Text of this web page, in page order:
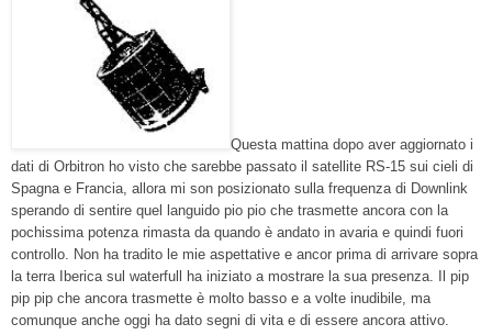
Questa mattina dopo aver aggiornato i
dati di Orbitron ho visto che sarebbe passato il satellite RS-15 sui cieli di
Spagna e Francia, allora mi son posizionato sulla frequenza di Downlink
sperando di sentire quel languido pio pio che trasmette ancora con la
pochissima potenza rimasta da quando è andato in avaria e quindi fuori
controllo. Non ha tradito le mie aspettative e ancor prima di arrivare sopra
la terra Iberica sul waterfull ha iniziato a mostrare la sua presenza. Il pip
pip pip che ancora trasmette è molto basso e a volte inudibile, ma
comunque anche oggi ha dato segni di vita e di essere ancora attivo.